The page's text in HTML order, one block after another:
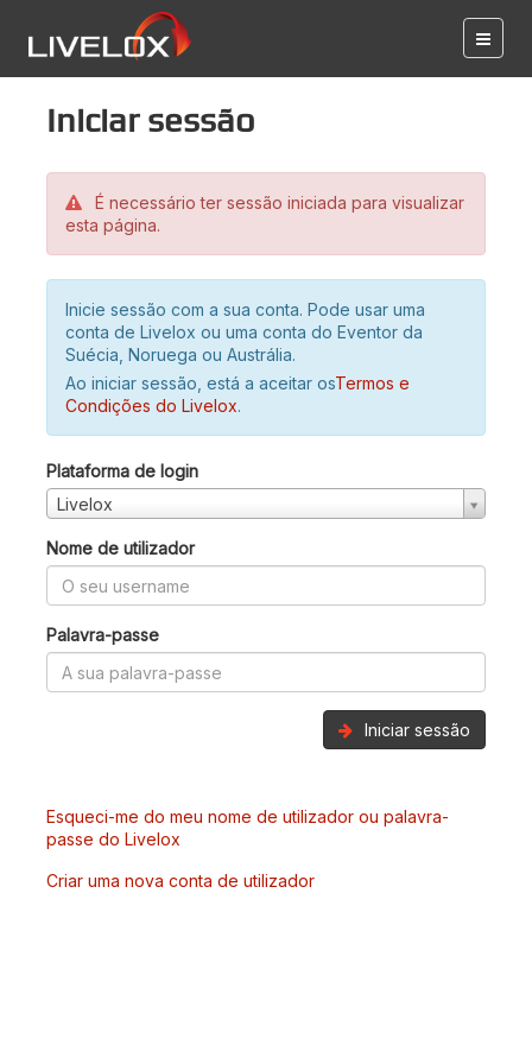
Iniciar sessão
É necessário ter sessão iniciada para visualizar
esta página.
Inicie sessão com a sua conta. Pode usar uma
conta de Livelox ou uma conta do Eventor da
Suécia, Noruega ou Austrália.
Ao iniciar sessão, está a aceitar osTermos e
Condições do Livelox.
Plataforma de login
Livelox
Nome de utilizador
Palavra-passe
Iniciar sessão
Esqueci-me do meu nome de utilizador ou palavra-
passe do Livelox
Criar uma nova conta de utilizador